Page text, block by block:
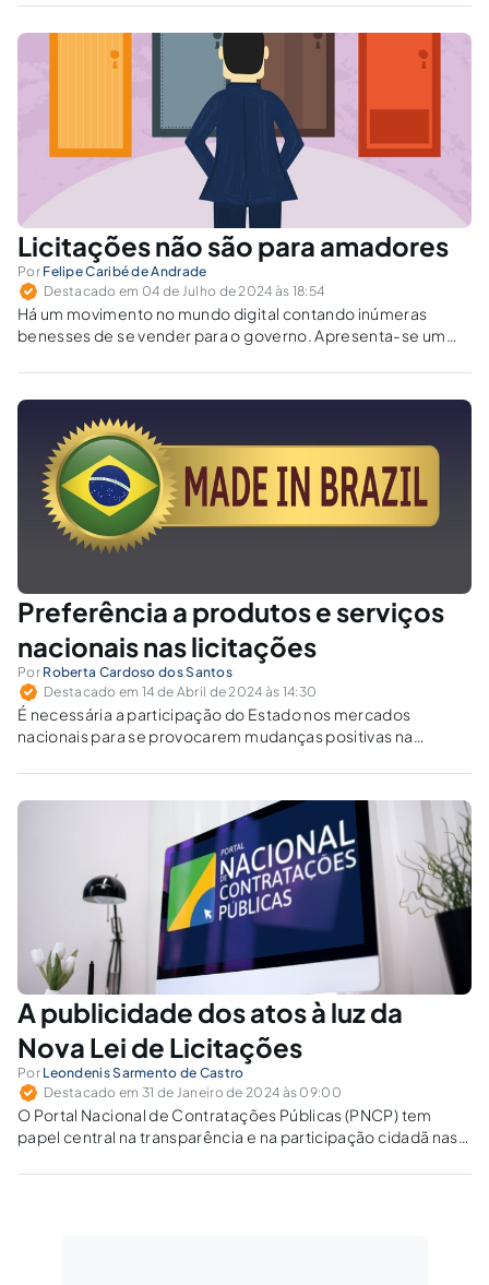
Licitações não são para amadores
Por Felipe Caribé de Andrade
Destacado em 04 de Julho de 2024 às 18:54
Há um movimento no mundo digital contando inúmeras
benesses de se vender para o governo. Apresenta-se um
Preferência a produtos e serviços
nacionais nas licitações
Por Roberta Cardoso dos Santos
Destacado em 14 de Abril de 2024 às 14:30
É necessária a participação do Estado nos mercados
nacionais para se provocarem mudanças positivas na
A publicidade dos atos à luz da
Nova Lei de Licitações
Por Leondenis Sarmento de Castro
Destacado em 31 de Janeiro de 2024 às 09:00
O Portal Nacional de Contratações Públicas (PNCP) tem
papel central na transparência e na participação cidadã nas